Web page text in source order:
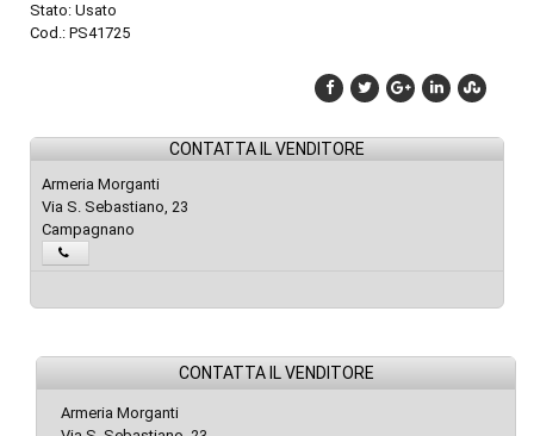
Stato: Usato
Cod.: PS41725
CONTATTA IL VENDITORE
Armeria Morganti
Via S. Sebastiano, 23
Campagnano
CONTATTA IL VENDITORE
Armeria Morganti